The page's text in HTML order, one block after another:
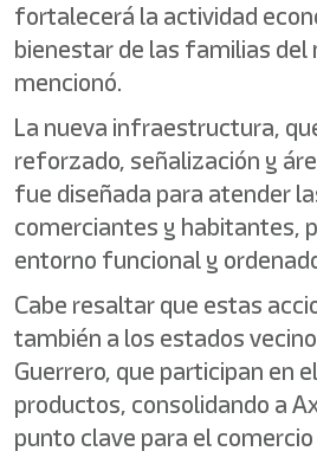
fortalecerá la actividad
bienestar de las familias del
mencionó.
La nueva infraestructura,
reforzado, señalización y
fue diseñada para atender
comerciantes y habitantes,
entorno funcional y
Cabe resaltar que estas
también a los estados
Guerrero, que participan en
productos, consolidando a
punto clave para el